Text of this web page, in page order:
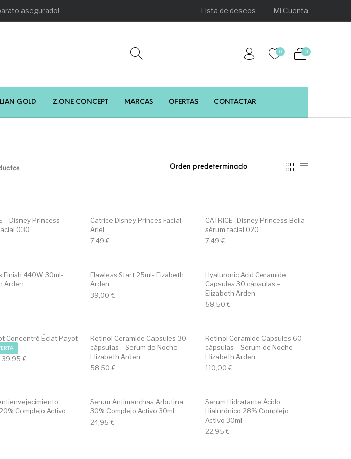
asegurado! Lista de deseos Mi Cuenta
0 0
GOLD Z.ONE CONCEPT MARCAS OFERTAS CONTACTAR
COSMÉTICA CURSOS PRESENCIALES HIGIENE Juegos y juguetes
Utensilios de Peluquería
– Disney Princess
030
Catrice Disney Princes Facial
Ariel
7,49€
CATRICE- Disney Princess Bella
sérum facial 020
7,49€
Finish 440W 30ml-
Arden
Flawless Start 25ml- Eizabeth
Arden
39,00€
Hyaluronic Acid Ceramide
Capsules 30 cápsulas –
Elizabeth Arden
58,50€
Concentré Éclat Payot
Original price was: 46,00 €.
39,95€ Current price is: 39,95 €.
Retinol Ceramide Capsules 30
cápsulas – Serum de Noche-
Elizabeth Arden
58,50€
Retinol Ceramide Capsules 60
cápsulas – Serum de Noche-
Elizabeth Arden
110,00€
Complejo Activo
Serum Antimanchas Arbutina
30% Complejo Activo 30ml
24,95€
Serum Hidratante Ácido
Hialurónico 28% Complejo
Activo 30ml
22,95€